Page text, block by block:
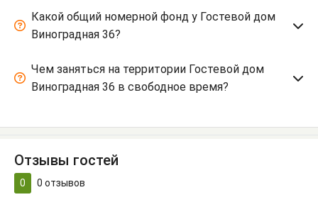
Какой общий номерной фонд у Гостевой дом
Виноградная 36?
Чем заняться на территории Гостевой дом
Виноградная 36 в свободное время?
Отзывы гостей
0 0 отзывов